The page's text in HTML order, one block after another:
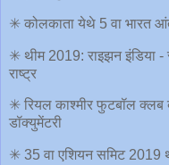
✳ कोलकाता येथे 5 वा भारत
✳ थीम 2019: राइझन इंडिया -
राष्ट्र
✳ रियल काश्मीर फुटबॉल क्लब
डॉक्युमेंटरी
✳ 35 वा एशियन समिट 2019